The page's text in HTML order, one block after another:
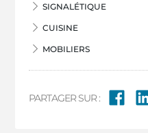
SIGNALÉTIQUE
CUISINE
MOBILIERS
PARTAGER SUR :